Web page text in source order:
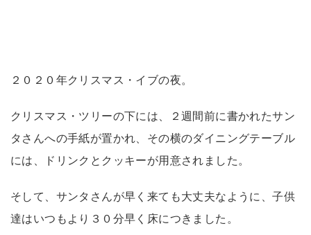
２０２０年クリスマス・イブの夜。
クリスマス・ツリーの下には、２週間前に書かれたサン
タさんへの手紙が置かれ、その横のダイニングテーブル
には、ドリンクとクッキーが用意されました。
そして、サンタさんが早く来ても大丈夫なように、子供
達はいつもより３０分早く床につきました。